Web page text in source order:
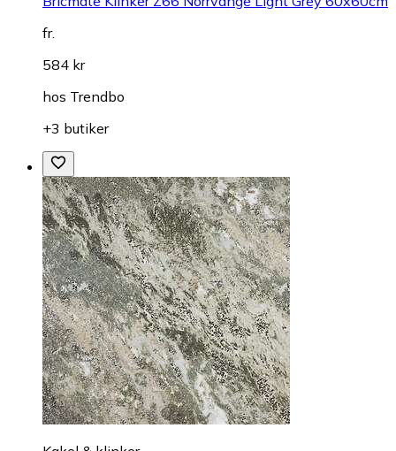
fr.
584 kr
hos Trendbo
+3 butiker